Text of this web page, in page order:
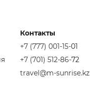
Контакты
+7 (777) 001-15-01
+7 (701) 512-86-72
travel@m-sunrise.kz